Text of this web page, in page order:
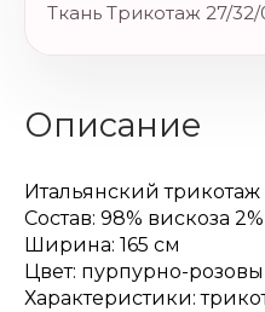
Ткань Трикотаж 27/32/
Описание
Итальянский трикотаж
Состав: 98% вискоза
Ширина: 165 см
Цвет: пурпурно-
Характеристики: